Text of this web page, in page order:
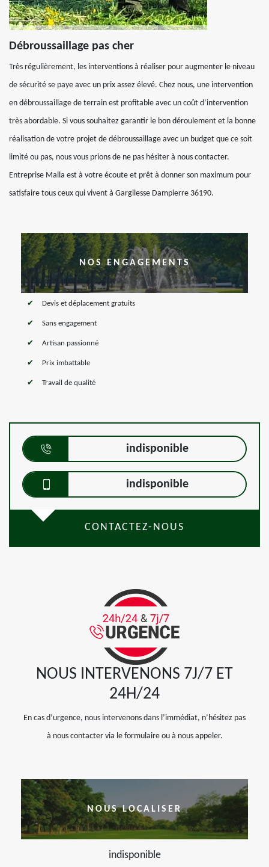
Débroussaillage pas cher
Très régulièrement, les interventions à réaliser pour augmenter le niveau
de sécurité se paye avec un prix assez élevé. Chez nous, une intervention
en débroussaillage de terrain est profitable avec un coût d’intervention
très abordable. Si vous souhaitez garantir le bon déroulement et la bonne
réalisation de votre projet de débroussaillage avec un budget que ce soit
limité ou pas, nous vous prions de ne pas hésiter à nous contacter.
Entreprise Malla est à votre écoute et prêt à donner son maximum pour
satisfaire tous ceux qui vivent à Gargilesse Dampierre 36190.
NOS ENGAGEMENTS
Devis et déplacement gratuits
Sans engagement
Artisan passionné
Prix imbattable
Travail de qualité
indisponible
indisponible
CONTACTEZ-NOUS
NOUS INTERVENONS 7J/7 ET
24H/24
En cas d’urgence, nous intervenons dans l’immédiat, n’hésitez pas
à nous contacter via le formulaire ou à nous appeler.
NOUS LOCALISER
indisponible